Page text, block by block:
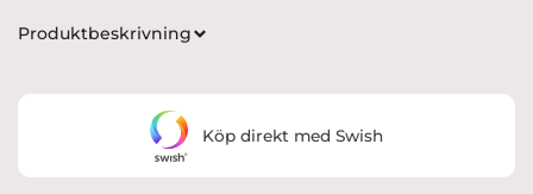
ursprungliga
545 kr.
nuvarande
är:
479 kr.
Produktbeskrivning
Köp direkt med Swish